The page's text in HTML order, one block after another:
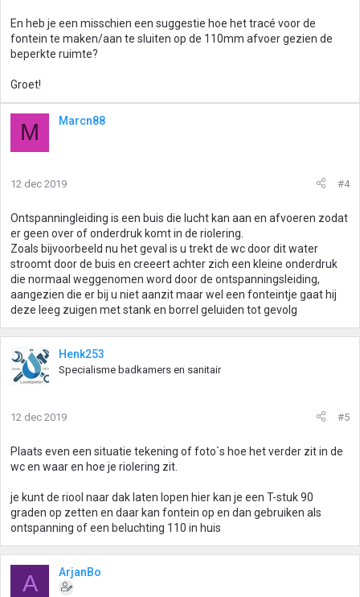
En heb je een misschien een suggestie hoe het tracé voor de
fontein te maken/aan te sluiten op de 110mm afvoer gezien de
beperkte ruimte?
Groet!
M Marcn88
12 dec 2019 #4
Ontspanningleiding is een buis die lucht kan aan en afvoeren zodat
er geen over of onderdruk komt in de riolering.
Zoals bijvoorbeeld nu het geval is u trekt de wc door dit water
stroomt door de buis en creeert achter zich een kleine onderdruk
die normaal weggenomen word door de ontspanningsleiding,
aangezien die er bij u niet aanzit maar wel een fonteintje gaat hij
deze leeg zuigen met stank en borrel geluiden tot gevolg
Henk253
Specialisme badkamers en sanitair
12 dec 2019 #5
Plaats even een situatie tekening of foto`s hoe het verder zit in de
wc en waar en hoe je riolering zit.
je kunt de riool naar dak laten lopen hier kan je een T-stuk 90
graden op zetten en daar kan fontein op en dan gebruiken als
ontspanning of een beluchting 110 in huis
A ArjanBo